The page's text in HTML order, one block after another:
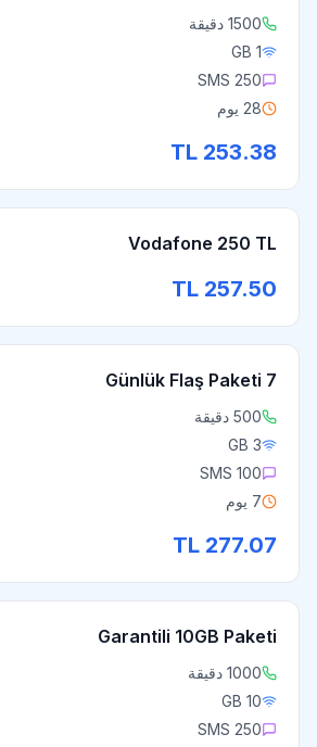
1500 دقيقة
1 GB
250 SMS
28 يوم
253.38
Vodafone 250 TL
257.50
7 Günlük Flaş Paketi
500 دقيقة
3 GB
100 SMS
7 يوم
277.07
Garantili 10GB Paketi
1000 دقيقة
10 GB
250 SMS